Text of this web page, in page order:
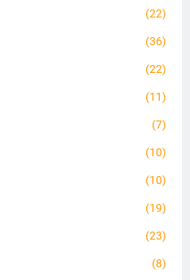
(22)
(36)
(22)
(11)
(7)
(10)
(10)
(19)
(23)
(8)